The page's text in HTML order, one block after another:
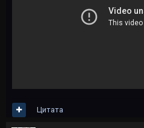
Цитата